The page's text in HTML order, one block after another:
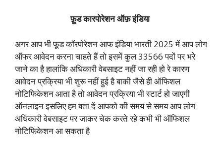
फ़ूड कारपोरेशन ऑफ़ इंडिया
अगर आप भी फूड कॉरपोरेशन आफ इंडिया भारती 2025 में आप लोग
ऑफर आवेदन करना चाहते हैं तो इसमें कुल 33566 पदों पर भरे
जाने का है हालांकि अधिकारी वेबसाइट नहीं जा रही हो रे कारण
आवेदन प्रक्रिया भी शुरू नहीं हुई है बाकी जैसे ही ऑफिशल
नोटिफिकेशन आता है तो आवेदन प्रक्रिया भी स्टार्ट हो जाएगी
ऑनलाइन इसलिए हम बता दें आपको की समय से समय आप लोग
अधिकारी वेबसाइट पर जाकर चेक करते रहे कभी भी ऑफिशल
नोटिफिकेशन आ सकता है